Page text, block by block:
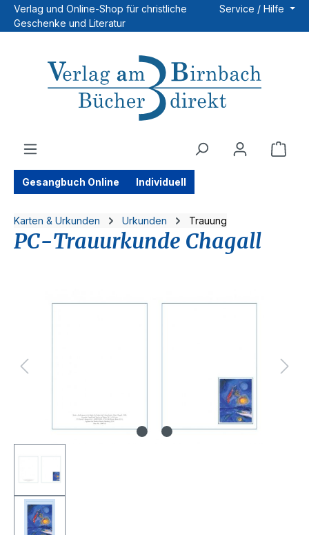
Zum Hauptinhalt springen
Verlag und Online-Shop für christliche
Geschenke und Literatur
Service / Hilfe
Gesangbuch Online Individuell
Karten & Urkunden Urkunden Trauung
PC-Trauurkunde Chagall